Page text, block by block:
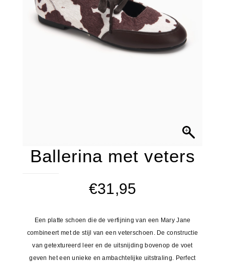
Ballerina met veters
€31,95
Een platte schoen die de verfijning van een Mary Jane
combineert met de stijl van een veterschoen. De constructie
van getextureerd leer en de uitsnijding bovenop de voet
geven het een unieke en ambachtelijke uitstraling. Perfect